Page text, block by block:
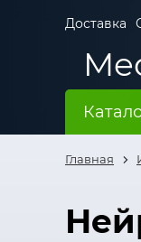
Доставка
Главная